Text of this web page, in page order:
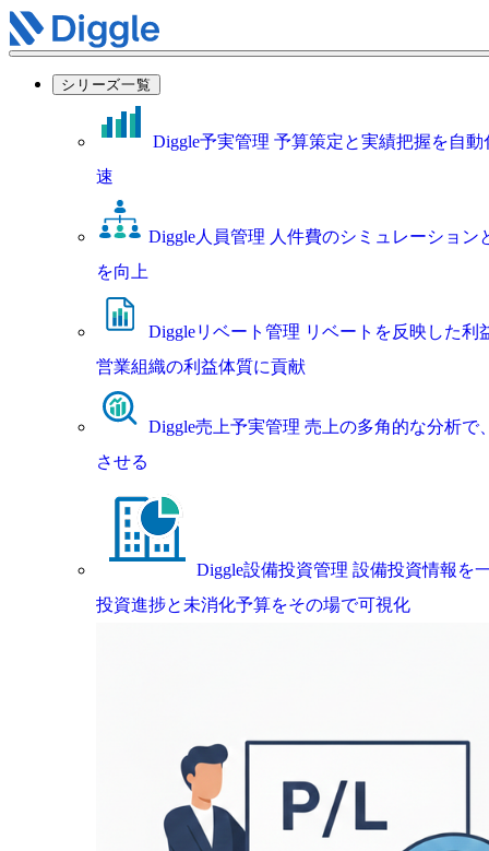
シリーズ一覧
Diggle予実管理 予算策定と実績把握を自
速
Diggle人員管理 人件費のシミュレーション
を向上
Diggleリベート管理 リベートを反映した利
営業組織の利益体質に貢献
Diggle売上予実管理 売上の多角的な分析で
させる
Diggle設備投資管理 設備投資情報を
投資進捗と未消化予算をその場で可視化